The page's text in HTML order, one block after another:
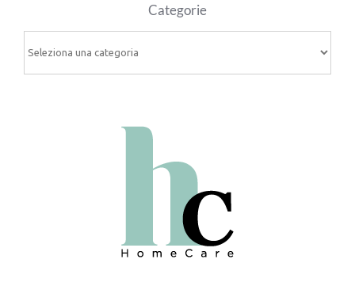
Categorie